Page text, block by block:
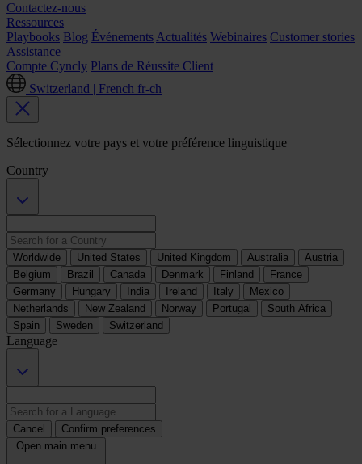
Contactez-nous
Ressources
Playbooks Blog Événements Actualités Webinaires Customer stories
Assistance
Compte Cyncly Plans de Réussite Client
Switzerland | French fr-ch
Sélectionnez votre pays et votre préférence linguistique
Country
Worldwide United States United Kingdom Australia
Austria
Belgium
Brazil Canada Denmark Finland
France
Germany
Hungary India Ireland Italy
Mexico
Netherlands
New Zealand Norway Portugal
South Africa
Spain
Sweden Switzerland
Language
Cancel
Confirm preferences
Open main menu